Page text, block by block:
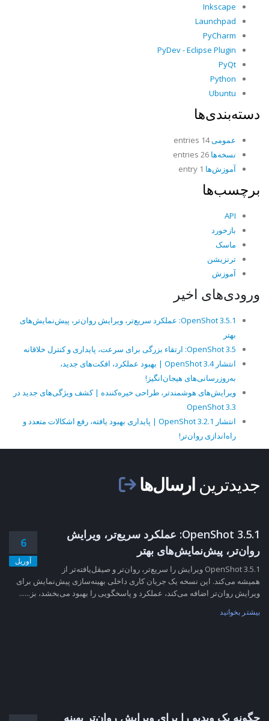
Inkscape
Launchpad
PyCharm
PyDev - Eclipse Plugin
PyQt
Python
Ubuntu
دسته‌بندی‌ها
عمومی14 entries
نسخه‌ها
آموزش‌ها
برچسب‌ها
API
بازخورد
ماسک
ترنزیشن
آموزش
ورودی‌های اخیر
OpenShot 3.5.1: عملکرد سریع‌تر، ویرایش روان‌تر، پیش‌نمایش‌های
بهتر
OpenShot 3.5: ارتقاء بزرگی برای سرعت، پایداری و کنترل خلاقانه
انتشار OpenShot 3.4 | بهبود عملکرد، افکت‌های جدید،
به‌روزرسانی‌های هیجان‌انگیز!
ویرایش‌های هوشمندتر، طراحی خیره‌کننده | کشف ویژگی‌های جدید در
OpenShot 3.3
انتشار OpenShot 3.2.1 | پایداری بهبود یافته، رفع اشکالات متعدد و
راه‌اندازی روان‌تر!
جدیدترین ارسال‌ها
6
آوریل
OpenShot 3.5.1: عملکرد سریع‌تر، ویرایش
روان‌تر، پیش‌نمایش‌های بهتر
OpenShot 3.5.1 ویرایش را سریع‌تر، روان‌تر و صیقل‌یافته‌تر از
همیشه می‌کند. این نسخه یک جریان کاری داخلی بهینه‌سازی پیش‌نمایش برای
ویرایش روان‌تر اضافه می‌کند، عملکرد و پاسخگویی را بهبود می‌بخشد، بز......
بیشتر بخوانید
چگونه یک ویدیو را برای ویرایش روان‌تر بهینه